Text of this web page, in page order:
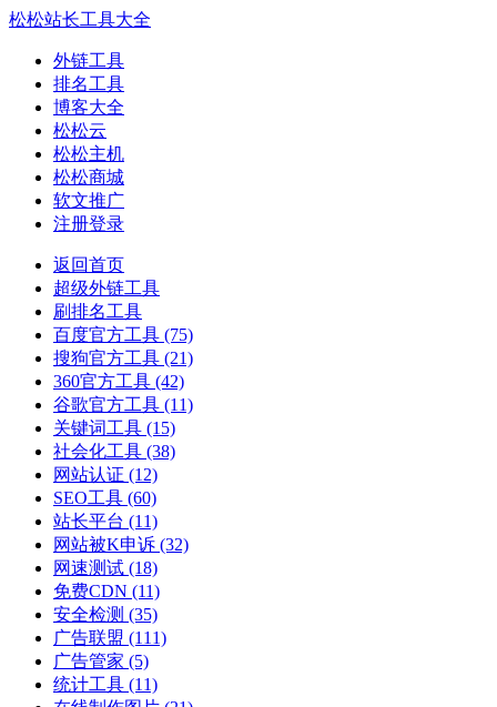
松松站长工具大全
外链工具
排名工具
博客大全
松松云
松松主机
松松商城
软文推广
注册登录
返回首页
超级外链工具
刷排名工具
百度官方工具 (75)
搜狗官方工具 (21)
360官方工具 (42)
谷歌官方工具 (11)
关键词工具 (15)
社会化工具 (38)
网站认证 (12)
SEO工具 (60)
站长平台 (11)
网站被K申诉 (32)
网速测试 (18)
免费CDN (11)
安全检测 (35)
广告联盟 (111)
广告管家 (5)
统计工具 (11)